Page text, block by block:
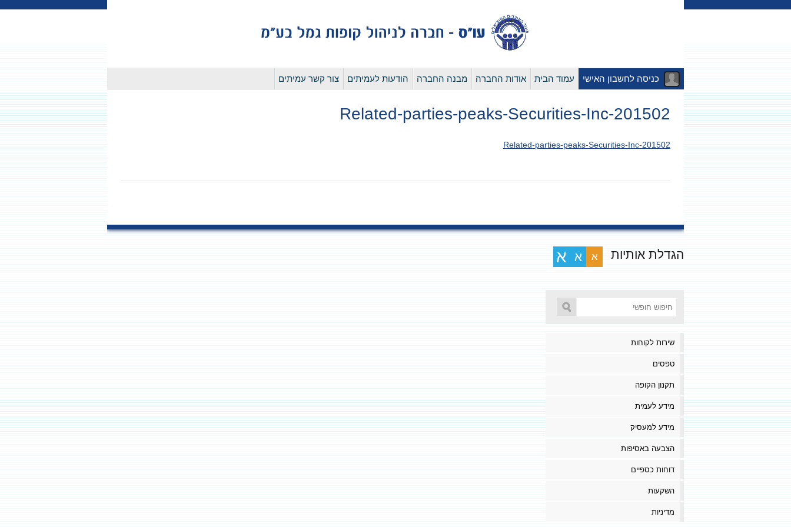
לדלג
כניסה לחשבון האישי עמוד הבית אודות החברה מבנה החברה הודעות לעמיתים צור קשר עמיתים
201502-Related-parties-peaks-Securities-Inc
201502-Related-parties-peaks-Securities-Inc
הגדלת אותיות א א א
שירות לקוחות
טפסים
תקנון הקופה
מידע לעמית
מידע למעסיק
הצבעה באסיפות
דוחות כספיים
השקעות
מדיניות